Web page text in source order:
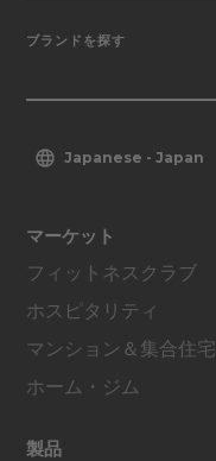
ブランドを探す
Japanese - Japan
マーケット
フィットネスクラブ
ホスピタリティ
マンション＆集合住宅
ホーム・ジム
製品